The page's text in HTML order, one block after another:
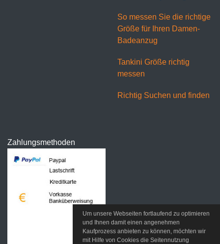
So messen Sie die richtige
Größe für Ihren Damen-
Badeanzug
Tankini Größe richtig
messen
Richtig Suchen und finden
Zahlungsmethoden
Um unsere Webseiten fortlaufend zu optimieren
und Ihnen damit einen angenehmen
Kaufprozess anbieten zu können, möchten wir
mit Hilfe von Cookies die Seitennutzung